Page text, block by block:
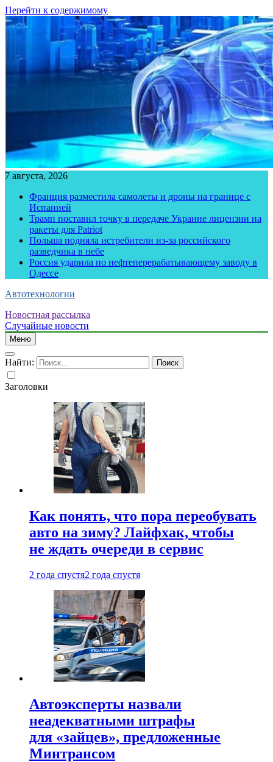
Перейти к содержимому
7 августа, 2026
Франция разместила самолеты и дроны на границе с
Испанией
Трамп поставил точку в передаче Украине лицензии на
ракеты для Patriot
Польша подняла истребители из-за российского
разведчика в небе
Россия ударила по нефтеперерабатывающему заводу в
Одессе
Автотехнологии
Новостная рассылка
Случайные новости
Меню
Найти:
Заголовки
Как понять, что пора переобувать
авто на зиму? Лайфхак, чтобы
не ждать очереди в сервис
2 года спустя2 года спустя
Автоэксперты назвали
неадекватными штрафы
для «зайцев», предложенные
Минтрансом